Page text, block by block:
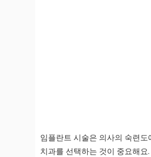
임플란트 시술은 의사의 숙련
치과를 선택하는 것이 중요해